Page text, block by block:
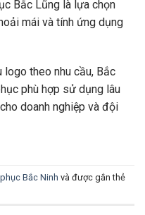
Bắc Lũng là lựa chọn
mái và tính ứng dụng
theo nhu cầu, Bắc
phù hợp sử dụng lâu
doanh nghiệp và đội
Bắc Ninh và được gắn thẻ